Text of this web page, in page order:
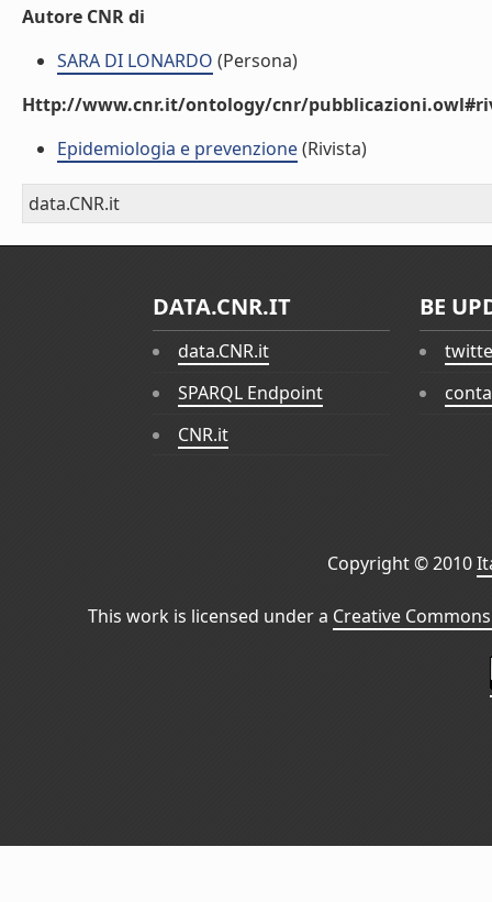
Autore CNR di
SARA DI LONARDO (Persona)
Http://www.cnr.it/ontology/cnr/
Epidemiologia e prevenzione(Rivista)
data.CNR.it
DATA.CNR.IT
data.CNR.it
SPARQL Endpoint
CNR.it
BE
Copyright © 2010
This work is licensed under a Creative